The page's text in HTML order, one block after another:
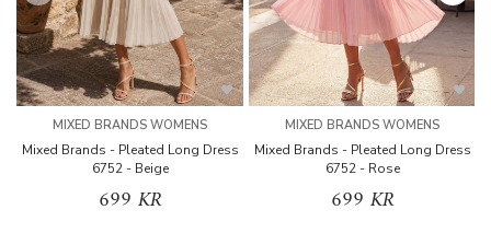
MIXED BRANDS WOMENS
Mixed Brands - Pleated Long Dress
6752 - Beige
699 KR
MIXED BRANDS WOMENS
Mixed Brands - Pleated Long Dress
6752 - Rose
699 KR